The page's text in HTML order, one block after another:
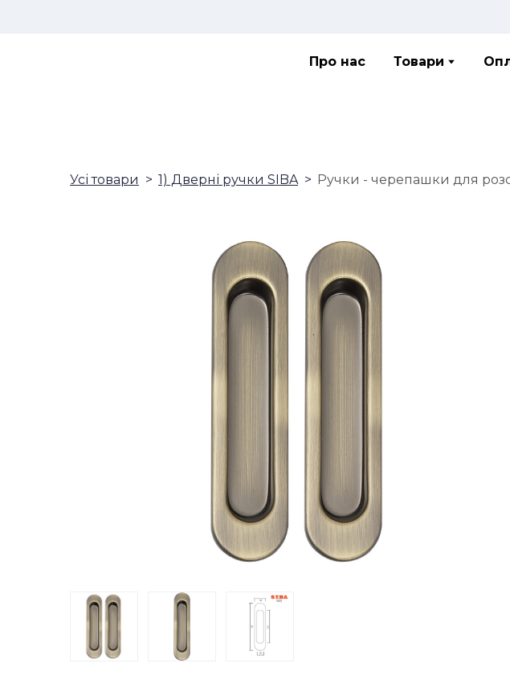
Про нас Товари
Усі товари 1) Дверні ручки SIBA Ручки - черепашки для